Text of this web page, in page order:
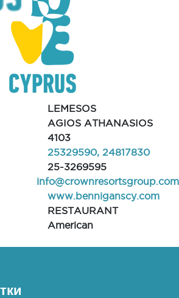
LEMESOS
AGIOS ATHANASIOS
4103
25329590, 24817830
25-3269595
info@crownresortsgroup.com
www.benniganscy.com
RESTAURANT
American